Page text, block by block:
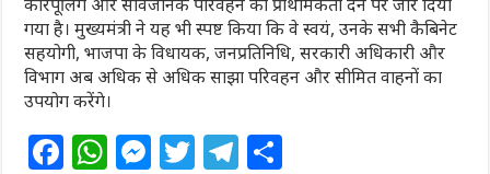
गया है। मुख्यमंत्री ने यह भी स्पष्ट किया कि वे स्वयं, उनके सभी कैबिनेट
सहयोगी, भाजपा के विधायक, जनप्रतिनिधि, सरकारी अधिकारी और
विभाग अब अधिक से अधिक साझा परिवहन और सीमित वाहनों का
उपयोग करेंगे।
F W M T T